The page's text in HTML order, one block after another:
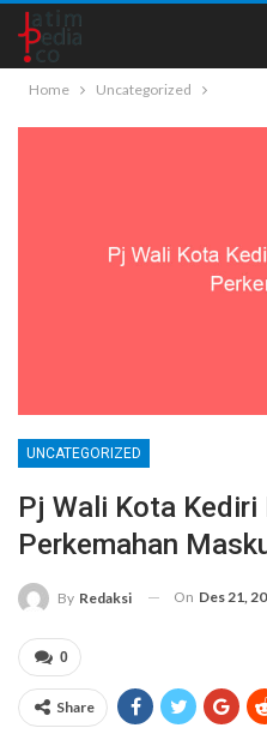
Home Uncategorized
UNCATEGORIZED
Pj Wali Kota Kediri
Perkemahan
By Redaksi On Des 21,
0
Share